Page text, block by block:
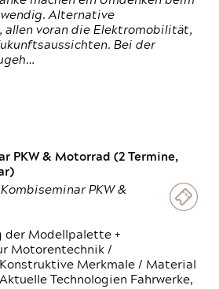
Alternative
allen voran die Elektromobilität,
Bei der
PKW & Motorrad (2 Termine,
PKW &
der Modellpalette +
Motorentechnik /
Merkmale / Material
Technologien Fahrwerke,